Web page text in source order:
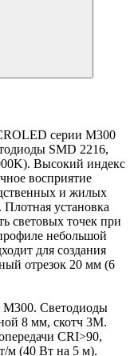
серии M300
SMD 2216,
Высокий индекс
восприятие
и жилых
установка
световых точек при
небольшой
для создания
отрезок 20 мм (6
M300. Светодиоды
8 мм, скотч 3M.
CRI>90,
м (40 Вт на 5 м).